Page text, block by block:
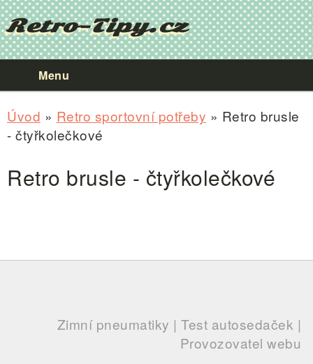
Retro-Tipy.cz
Úvod » Retro sportovní potřeby » Retro brusle
- čtyřkolečkové
Retro brusle - čtyřkolečkové
Zimní pneumatiky |Test autosedaček |
Provozovatel webu
Menu